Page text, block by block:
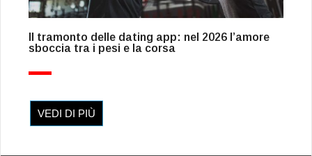
Il tramonto delle dating app: nel 2026 l’amore
sboccia tra i pesi e la corsa
VEDI DI PIÙ